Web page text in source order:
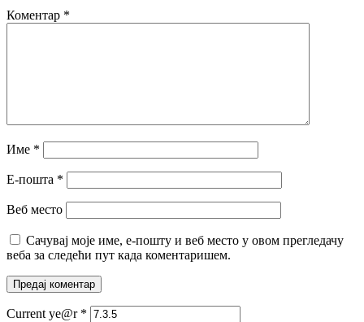
Коментар *
Име *
Е-пошта *
Веб место
Сачувај моје име, е-пошту и веб место у овом прегледачу
веба за следећи пут када коментаришем.
Current ye@r *